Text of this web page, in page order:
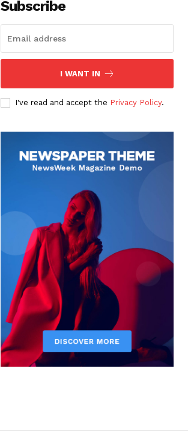
Subscribe
I WANT IN
I've read and accept the Privacy Policy.